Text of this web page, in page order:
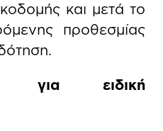
και μετά το
προθεσμίας
για ειδική